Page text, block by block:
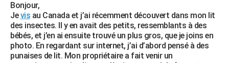
Essais
Réserver un essai
Citadines
Berlines
SUV
Forum auto
+HIGH-TECH
Mobiles
Meilleur smartphone
Internet
Ordinateurs
Jeux vidéo
Guide high-tech
+BRICOLAGE
Forum
Aménagement intérieur
Extérieur
Cuisine
Salle de bains
Jardinage
Rangement
WEEK-END
Bonjour,
Jevis au Canada et j’ai récemment découvert dans mon lit
des insectes. Il y en avait des petits, ressemblants à des
bébés, et j’en ai ensuite trouvé un plus gros, que je joins en
photo. En regardant sur internet, j’ai d’abord pensé à des
punaises de lit. Mon propriétaire a fait venir un